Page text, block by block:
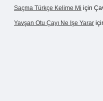
Saçma Türkçe Kelime Mi için
Yavşan Otu Çayı Ne Işe Yarar